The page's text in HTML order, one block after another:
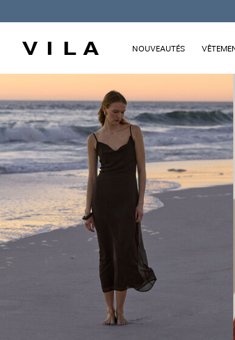
NOUVEAUTÉS